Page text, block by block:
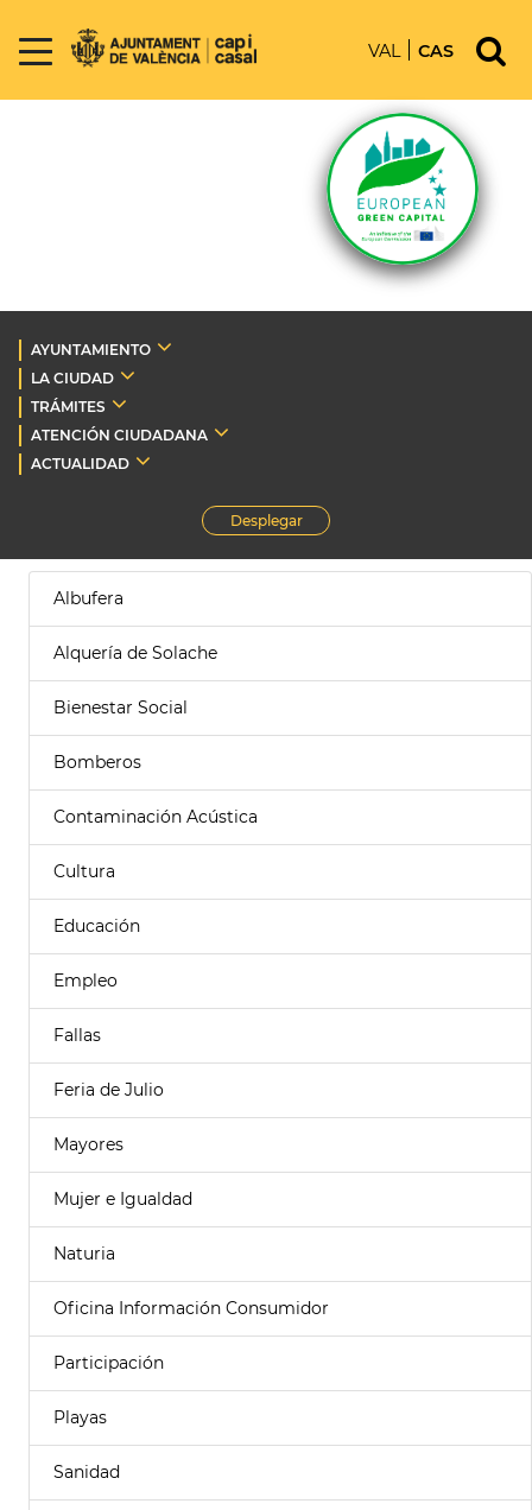
VAL CAS
AYUNTAMIENTO
LA CIUDAD
TRÁMITES
ATENCIÓN CIUDADANA
ACTUALIDAD
Desplegar
Albufera
Alquería de Solache
Bienestar Social
Bomberos
Contaminación Acústica
Cultura
Educación
Empleo
Fallas
Feria de Julio
Mayores
Mujer e Igualdad
Naturia
Oficina Información Consumidor
Participación
Playas
Sanidad